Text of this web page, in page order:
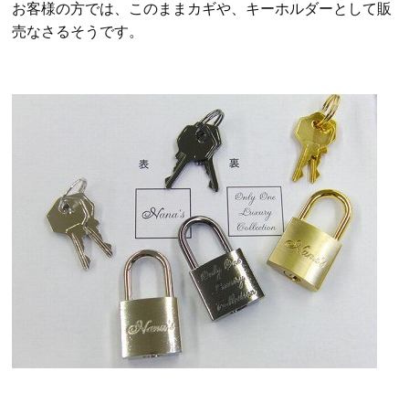
お客様の方では、このままカギや、キーホルダーとして販
売なさるそうです。